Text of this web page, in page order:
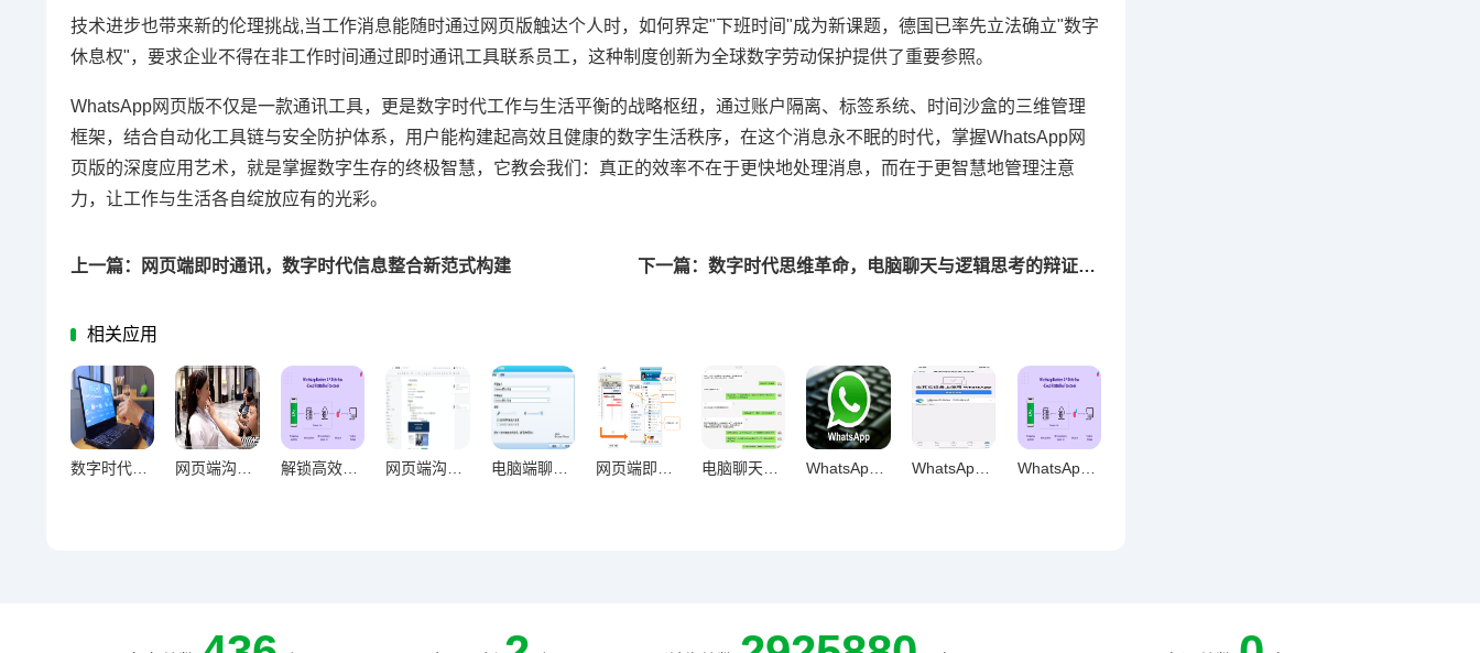
技术进步也带来新的伦理挑战,当工作消息能随时通过网页版触达个人时，如何界定"下班时间"成为新课题，德国已率先立法确立"数字
休息权"，要求企业不得在非工作时间通过即时通讯工具联系员工，这种制度创新为全球数字劳动保护提供了重要参照。
WhatsApp网页版不仅是一款通讯工具，更是数字时代工作与生活平衡的战略枢纽，通过账户隔离、标签系统、时间沙盒的三维管理
框架，结合自动化工具链与安全防护体系，用户能构建起高效且健康的数字生活秩序，在这个消息永不眠的时代，掌握WhatsApp网
页版的深度应用艺术，就是掌握数字生存的终极智慧，它教会我们：真正的效率不在于更快地处理消息，而在于更智慧地管理注意
力，让工作与生活各自绽放应有的光彩。
上一篇：网页端即时通讯，数字时代信息整合新范式构建 下一篇：数字时代思维革命，电脑聊天与逻辑思考的辩证关系
相关应用
数字时代效率革命，电脑聊天工具对办公效率的长期影响探析 网页端沟通，破设备壁垒的效率革命 解锁高效办公新维度，WhatsApp网页版日常办公实用价值深度剖析 网页端沟通方式对信息同步的核心意义与实践价值 电脑端聊天工具进化论，从即时通讯到智能协作重构办公生态 网页端即时通讯对工作专注度的双刃剑效应与优化策略研究 电脑聊天方式对减少信息遗漏的关键作用研究 WhatsApp网页版深度解析，内容工作者的效率利器还是鸡肋？ WhatsApp网页版进化论，工具迭代下人际连接的本质重构 WhatsApp网页版，远程办公高效沟通解决方案